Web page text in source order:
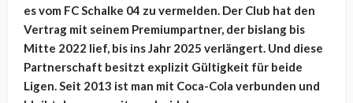
es vom FC Schalke 04 zu vermelden. Der Club hat den
Vertrag mit seinem Premiumpartner, der bislang bis
Mitte 2022 lief, bis ins Jahr 2025 verlängert. Und diese
Partnerschaft besitzt explizit Gültigkeit für beide
Ligen. Seit 2013 ist man mit Coca-Cola verbunden und